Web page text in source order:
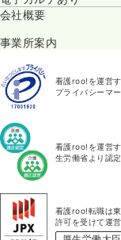
会社概要
事業所案内
看護roo!を運営
プライバシーマ
看護roo!を運営
生労働省より認
看護roo!転職は
許可を受けて運